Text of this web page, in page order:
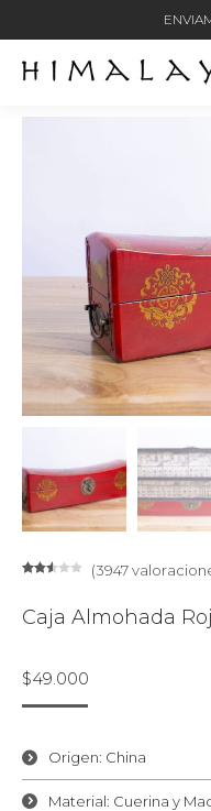
Caja Almohada
$49.000
2.53
de 5
valoraciones
de
clientes
(3947
Origen: China
Material: Cuerina y